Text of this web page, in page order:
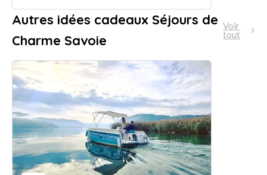
Autres idées cadeaux Séjours de
Charme Savoie
Voir
tout